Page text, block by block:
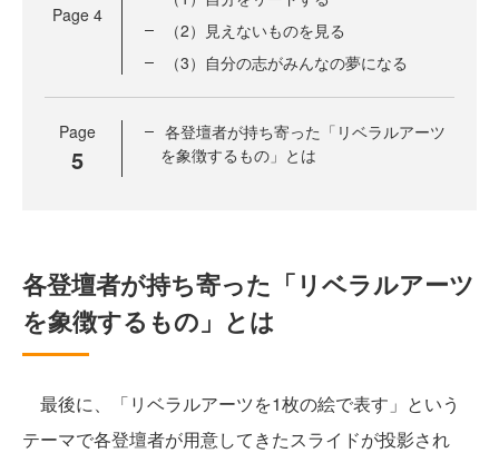
Page 4
（2）見えないものを見る
（3）自分の志がみんなの夢になる
Page
5
各登壇者が持ち寄った「リベラルアーツ
を象徴するもの」とは
各登壇者が持ち寄った「リベラルアーツ
を象徴するもの」とは
最後に、「リベラルアーツを1枚の絵で表す」という
テーマで各登壇者が用意してきたスライドが投影され